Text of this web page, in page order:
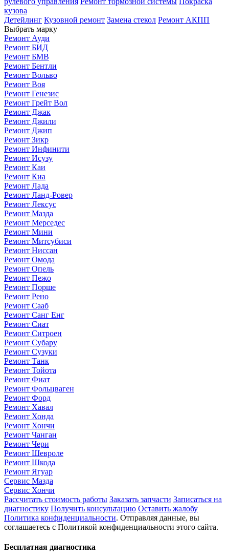
кузова
Детейлинг Кузовной ремонт Замена стекол Ремонт АКПП
Выбрать марку
Ремонт Ауди
Ремонт БИД
Ремонт БМВ
Ремонт Бентли
Ремонт Вольво
Ремонт Воя
Ремонт Генезис
Ремонт Грейт Вол
Ремонт Джак
Ремонт Джили
Ремонт Джип
Ремонт Зикр
Ремонт Инфинити
Ремонт Исузу
Ремонт Каи
Ремонт Киа
Ремонт Лада
Ремонт Ланд-Ровер
Ремонт Лексус
Ремонт Мазда
Ремонт Мерседес
Ремонт Мини
Ремонт Митсубиси
Ремонт Ниссан
Ремонт Омода
Ремонт Опель
Ремонт Пежо
Ремонт Порше
Ремонт Рено
Ремонт Сааб
Ремонт Санг Енг
Ремонт Сиат
Ремонт Ситроен
Ремонт Субару
Ремонт Сузуки
Ремонт Танк
Ремонт Тойота
Ремонт Фиат
Ремонт Фольцваген
Ремонт Форд
Ремонт Хавал
Ремонт Хонда
Ремонт Хончи
Ремонт Чанган
Ремонт Чери
Ремонт Шевроле
Ремонт Шкода
Ремонт Ягуар
Сервис Мазда
Сервис Хончи
Рассчитать стоимость работы Заказать запчасти Записаться на
диагностику Получить консультацию Оставить жалобу
Политика конфиденциальности. Отправляя данные, вы
соглашаетесь с Политикой конфиденциальности этого сайта.
Бесплатная диагностика